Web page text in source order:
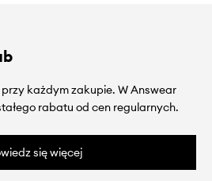
każdym zakupie. W Answear
rabatu od cen regularnych.
się więcej